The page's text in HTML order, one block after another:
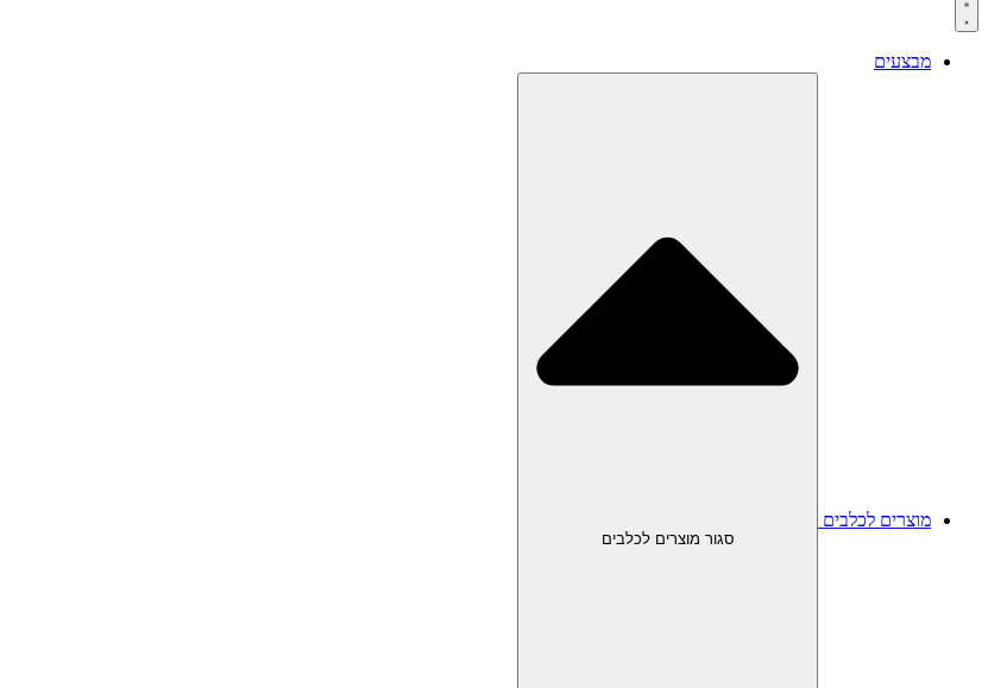
מבצעים
מוצרים לכלבים
סגור מוצרים לכלבים